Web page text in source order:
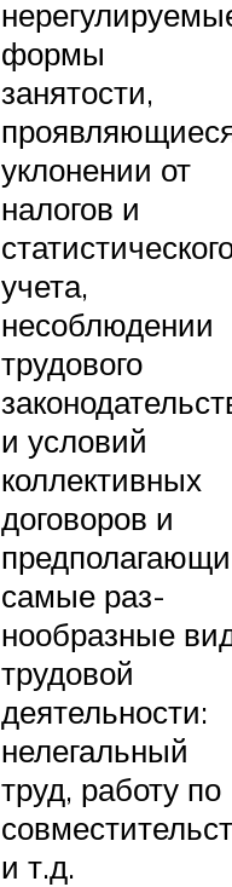
формы
занятости,
уклонении от
налогов и
учета,
несоблюдении
трудового
и условий
коллективных
договоров и
самые раз­
нообразные
трудовой
деятельности:
нелегальный
труд, ра­боту по
и т.д.